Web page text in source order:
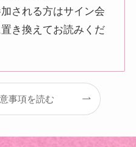
される方はサイン会
き換えてお読みくだ
事項を読む